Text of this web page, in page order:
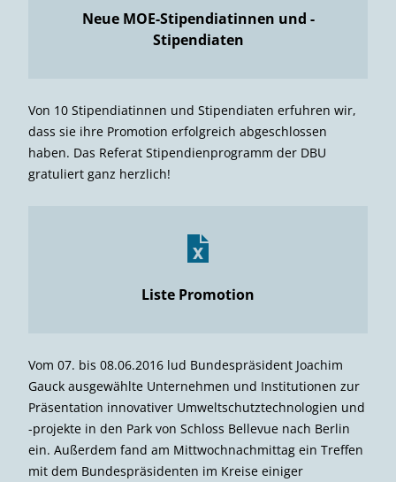
Neue MOE-Stipendiatinnen und -
Stipendiaten
Von 10 Stipendiatinnen und Stipendiaten erfuhren wir,
dass sie ihre Promotion erfolgreich abgeschlossen
haben. Das Referat Stipendienprogramm der DBU
gratuliert ganz herzlich!
Liste Promotion
Vom 07. bis 08.06.2016 lud Bundespräsident Joachim
Gauck ausgewählte Unternehmen und Institutionen zur
Präsentation innovativer Umweltschutztechnologien und
-projekte in den Park von Schloss Bellevue nach Berlin
ein. Außerdem fand am Mittwochnachmittag ein Treffen
mit dem Bundespräsidenten im Kreise einiger